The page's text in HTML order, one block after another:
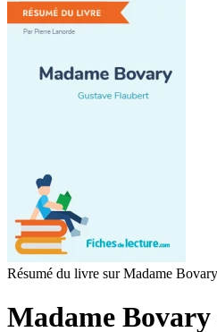
Résumé du livre sur Madame Bovary
Madame Bovary